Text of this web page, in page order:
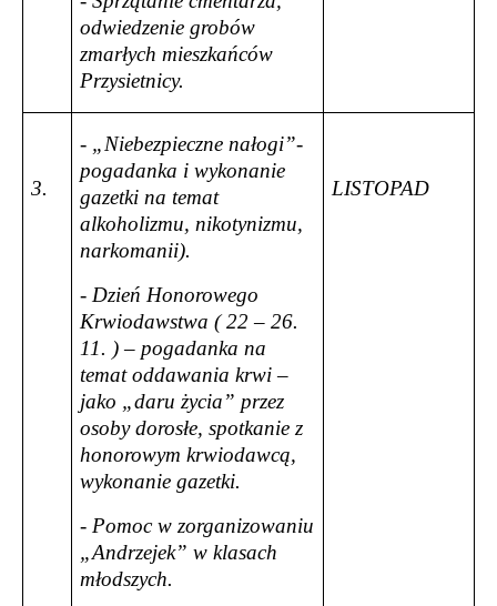
odwiedzenie grobów
zmarłych mieszkańców
Przysietnicy.
3.
- „Niebezpieczne nałogi”-
pogadanka i wykonanie
gazetki na temat
alkoholizmu, nikotynizmu,
narkomanii).
- Dzień Honorowego
Krwiodawstwa ( 22 – 26.
11. ) – pogadanka na
temat oddawania krwi –
jako „daru życia” przez
osoby dorosłe, spotkanie z
honorowym krwiodawcą,
wykonanie gazetki.
- Pomoc w zorganizowaniu
„Andrzejek” w klasach
młodszych.
LISTOPAD